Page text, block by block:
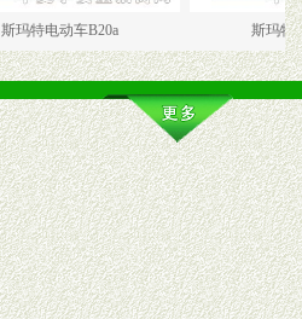
B20a 斯玛特电动车B20b